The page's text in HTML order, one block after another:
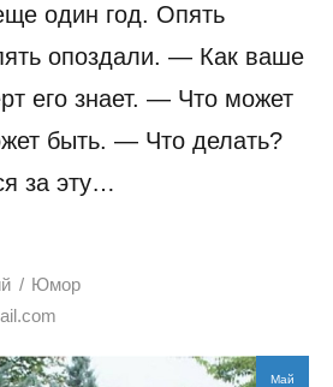
один год. Опять
опоздали. — Как ваше
его знает. — Что может
быть. — Что делать?
за эту…
Юмор
Май